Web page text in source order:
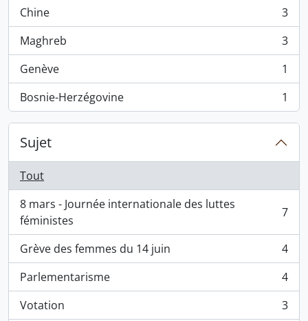
Chine
, 3 résultats
3
Maghreb
, 3 résultats
3
Genève
, 1 résultats
1
Bosnie-Herzégovine
, 1 résultats 1
Sujet
Tout
8 mars - Journée internationale des luttes
féministes
, 7 résultats 7
Grève des femmes du 14 juin
, 4 résultats
4
Parlementarisme
, 4 résultats
4
Votation
, 3 résultats
3